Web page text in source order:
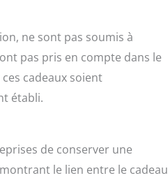
ne sont pas soumis à
pas pris en compte dans le
cadeaux soient
établi.
de conserver une
le lien entre le cadeau